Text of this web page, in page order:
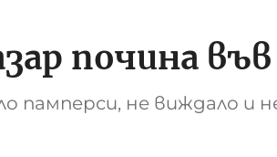
почина
не виждало и